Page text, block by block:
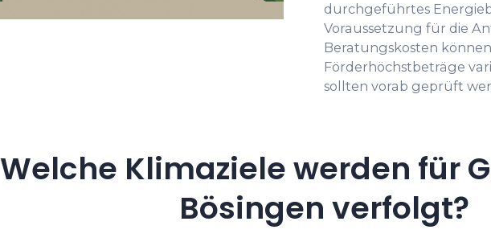
durchgeführtes
Voraussetzung für die
Beratungskosten
Förderhöchstbeträge
sollten vorab geprüft
Welche Klimaziele werden für
Bösingen verfolgt?